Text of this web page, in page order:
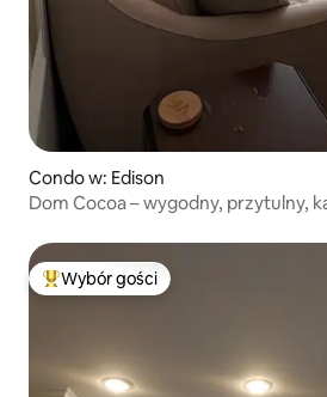
Condo w: Edison
Dom Cocoa – wygodny, przytulny,
Najpopularniejsze z kategorii Wybór
Wybór gości